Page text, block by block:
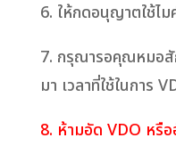
6. ให้กดอนุญาตใช้ไม
7. กรุณารอคุณหมอ
มา เวลาที่ใช้ในการ
8. ห้ามอัด VDO หรื